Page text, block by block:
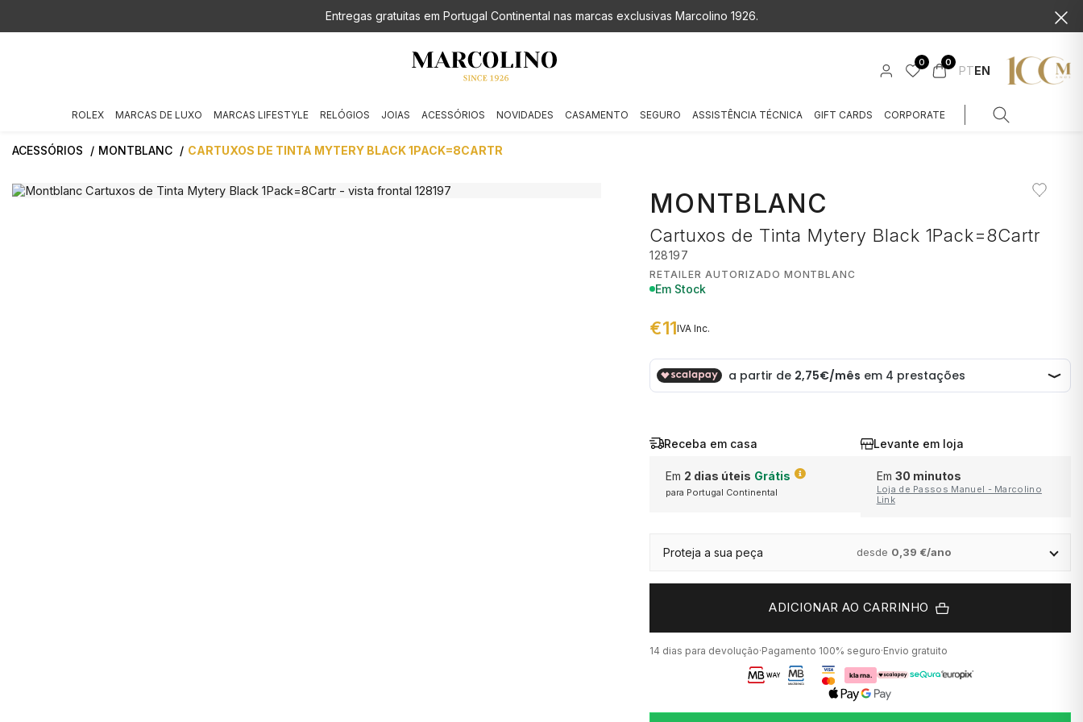
Entregas gratuitas em Portugal Continental nas marcas exclusivas Marcolino 1926.
0 0
EN
PT
ROLEX MARCAS DE LUXO MARCAS LIFESTYLE RELÓGIOS JOIAS ACESSÓRIOS NOVIDADES CASAMENTO SEGURO ASSISTÊNCIA TÉCNICA GIFT CARDS CORPORATE
ACESSÓRIOS MONTBLANC CARTUXOS DE TINTA MYTERY BLACK 1PACK=8CARTR
MONTBLANC
Cartuxos de Tinta Mytery Black 1Pack=8Cartr
128197
RETAILER AUTORIZADO MONTBLANC
Em Stock
€11IVA Inc.
Receba em casa
Em 2 dias úteis Grátis
para Portugal Continental
Exceto para produtos
Levante em loja
Em 30 minutos
Loja de Passos Manuel - Marcolino
Link
Proteja a sua peça desde 0,39 €/ano
ADICIONAR AO CARRINHO
14 dias para devolução·Pagamento 100% seguro·Envio gratuito